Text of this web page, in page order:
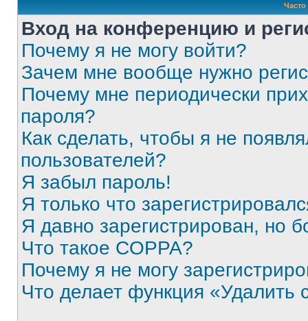
Вход на конференцию и
Почему я не могу войти?
Зачем мне вообще нужно
Почему мне периодически
пароля?
Как сделать, чтобы я не
пользователей?
Я забыл пароль!
Я только что
Я давно зарегистрирован, но
Что такое COPPA?
Почему я не могу
Что делает функция «Удалить